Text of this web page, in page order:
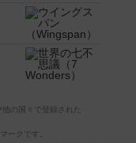
の国々で登録された
ークです。